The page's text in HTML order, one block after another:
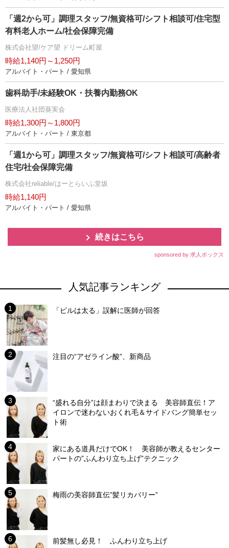
「週2から可」調理スタッフ/無資格可/シフト相談可/住宅型
有料老人ホーム/社会保障完備
株式会社望/ケア望 ドリーム町屋
時給1,140円～1,250円
アルバイト・パート / 愛知県
歯科助手/未経験OK・扶養内勤務OK
医療法人社団葵実会
時給1,300円～1,800円
アルバイト・パート / 東京都
「週1から可」調理スタッフ/無資格可/シフト相談可/高齢者
住宅/社会保障完備
株式会社reliable/はーとらいふ堂坂
時給1,140円
アルバイト・パート / 愛知県
続きはこちら
sponsored by 求人ボックス
人気記事ランキング
「ピルは太る」誤解に医師が回答
注目の“アゼライン酸”、新商品
“盛れる自分”は顔まわりで決まる 美容師直伝！ア
イロンで迷わないおくれ毛＆サイドバング簡単セッ
ト術
家にある道具だけでOK！ 美容師が教えるセンター
パートの”ふんわり立ち上げ”テクニック
梅雨の美容師直伝”髪リカバリー”
前髪無し必見！ ふんわり立ち上げ